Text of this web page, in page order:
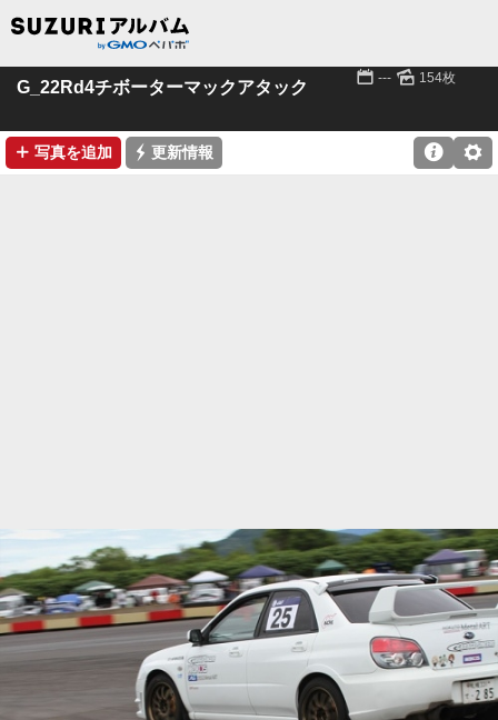
G_22Rd4チボーターマックアタック 📅 --- 🌄 154枚
➕ 写真を追加 ⚡ 更新情報 ⚙
